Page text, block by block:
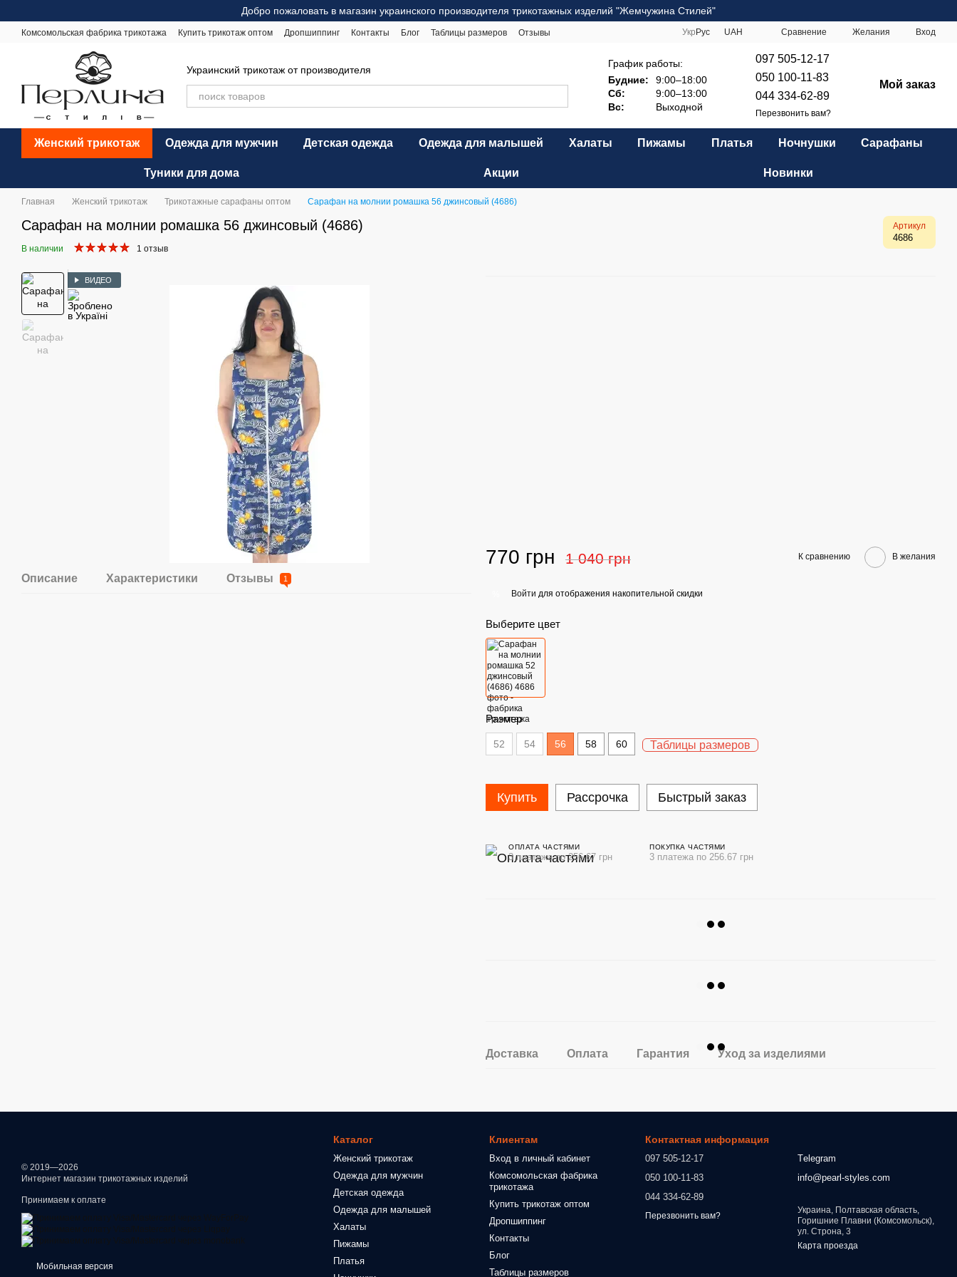
Добро пожаловать в магазин украинского производителя трикотажных изделий "Жемчужина Стилей"
Комсомольская фабрика трикотажа Купить трикотаж оптом Дропшиппинг Контакты Блог Таблицы размеров
Отзывы
Укр Рус UAH Сравнение Желания Вход
Украинский трикотаж от производителя
График работы:
Будние:
9:00–18:00
Сб:
9:00–13:00
Вс:
Выходной
097 505-12-17
050 100-11-83
044 334-62-89
Перезвонить вам?
Мой заказ
Женский трикотаж Одежда для мужчин Детская одежда Одежда для малышей Халаты Пижамы Платья Ночнушки Сарафаны
Туники для дома Акции Новинки
Главная Женский трикотаж Трикотажные сарафаны оптом Сарафан на молнии ромашка 56 джинсовый (4686)
Сарафан на молнии ромашка 56 джинсовый (4686) Артикул
4686
В наличии 1 отзыв
ВИДЕО
Описание Характеристики Отзывы 1
770 грн 1 040 грн К сравнению В желания
Войти для отображения накопительной скидки
Выберите цвет
Размер
52 54 56 58 60 Таблицы размеров
Купить Рассрочка Быстрый заказ
ОПЛАТА ЧАСТЯМИ
3 платежа по 256.67 грн
ПОКУПКА ЧАСТЯМИ
3 платежа по 256.67 грн
Доставка Оплата Гарантия Уход за изделиями
© 2019—2026
Интернет магазин трикотажных изделий
Принимаем к оплате
Мобильная версия
Каталог
Женский трикотаж
Одежда для мужчин
Детская одежда
Одежда для малышей
Халаты
Пижамы
Платья
Клиентам
Вход в личный кабинет
Комсомольская фабрика
трикотажа
Купить трикотаж оптом
Дропшиппинг
Контакты
Блог
Таблицы размеров
Контактная информация
097 505-12-17
050 100-11-83
044 334-62-89
Перезвонить вам?
Тelegram
info@pearl-styles.com
Украина, Полтавская область,
Горишние Плавни (Комсомольск),
ул. Строна, 3
Карта проезда